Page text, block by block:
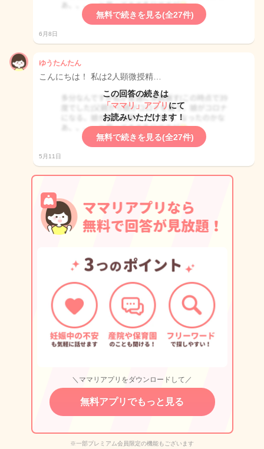
無料で続きを見る(全27件)
6月8日
ゆうたんたん
こんにちは！ 私は2人顕微授精…
この回答の続きは
「ママリ」アプリ にて
お読みいただけます！
無料で続きを見る(全27件)
5月11日
＼ママリアプリをダウンロードして／
無料アプリでもっと見る
※一部プレミアム会員限定の機能もございます